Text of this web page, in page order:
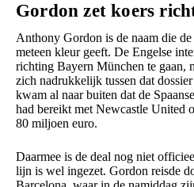
Gordon zet koers
Anthony Gordon is de naam die de
meteen kleur geeft. De Engelse
richting Bayern München te gaan,
zich nadrukkelijk tussen dat
kwam al naar buiten dat de
had bereikt met Newcastle United
80 miljoen euro.
Daarmee is de deal nog niet
lijn is wel ingezet. Gordon reisde